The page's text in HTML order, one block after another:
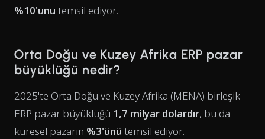
%10'unu temsil ediyor.
Orta Doğu ve Kuzey Afrika ERP pazar
büyüklüğü nedir?
2025'te Orta Doğu ve Kuzey Afrika (MENA) birleşik
ERP pazar büyüklüğü 1,7 milyar dolardır, bu da
küresel pazarın %3'ünü temsil ediyor.